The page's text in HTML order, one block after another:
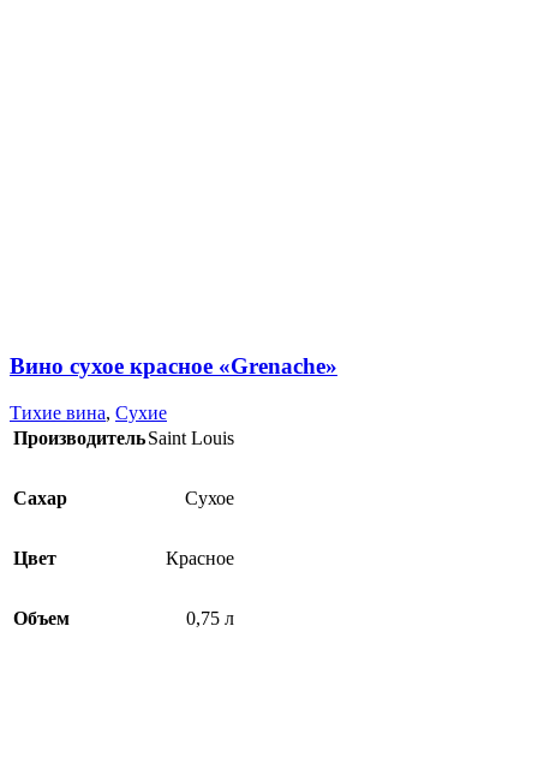
Вино сухое красное «Grenache»
Тихие вина, Сухие
ПроизводительSaint Louis
Сахар Сухое
Цвет Красное
Объем 0,75 л